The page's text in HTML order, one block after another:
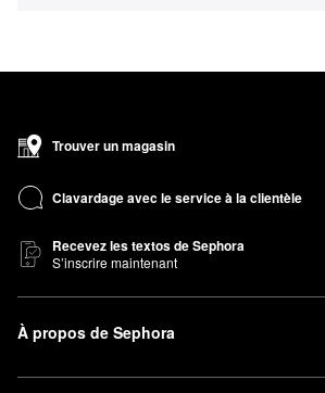
Trouver un magasin
Clavardage avec le service à la clientèle
Recevez les textos de Sephora
S’inscrire maintenant
À propos de Sephora